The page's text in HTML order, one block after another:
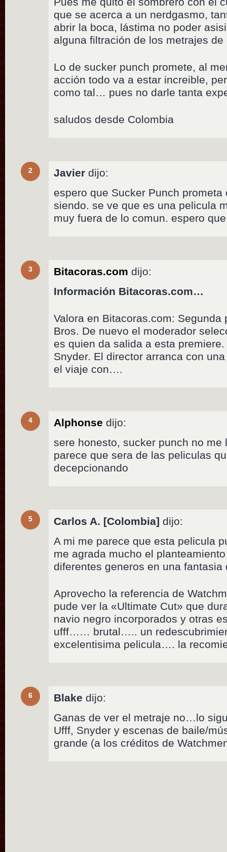
que se acerca a un nerdgasmo,
abrir la boca, lástima no poder
alguna filtración de los metrajes
Lo de sucker punch promete, al
acción todo va a estar increible,
como tal… pues no darle tanta
saludos desde Colombia
2 Javier dijo:
espero que Sucker Punch
siendo. se ve que es una pelicula
muy fuera de lo comun. espero
3 Bitacoras.com dijo:
Información Bitacoras.com…
Valora en Bitacoras.com: Segunda
Bros. De nuevo el moderador
es quien da salida a esta
Snyder. El director arranca con
el viaje con….
4 Alphonse dijo:
sere honesto, sucker punch no me
parece que sera de las peliculas
decepcionando
5 Carlos A. [Colombia] dijo:
A mi me parece que esta pelicula
me agrada mucho el
diferentes generos en una
Aprovecho la referencia de
pude ver la «Ultimate Cut» que
navio negro incorporados y otras
ufff…… brutal….. un
excelentisima pelicula…. la
6 Blake dijo:
Ganas de ver el metraje no…lo
Ufff, Snyder y escenas de baile/
grande (a los créditos de